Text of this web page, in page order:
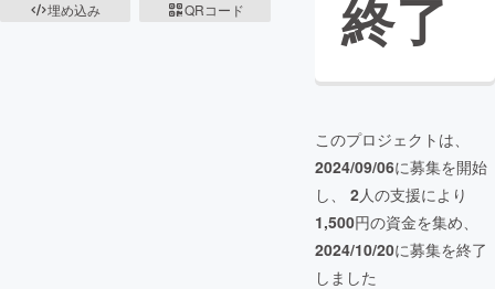
埋め込み
QRコード 終了
このプロジェクトは、
2024/09/06に募集を開始
し、 2人の支援により
1,500円の資金を集め、
2024/10/20に募集を終了
しました